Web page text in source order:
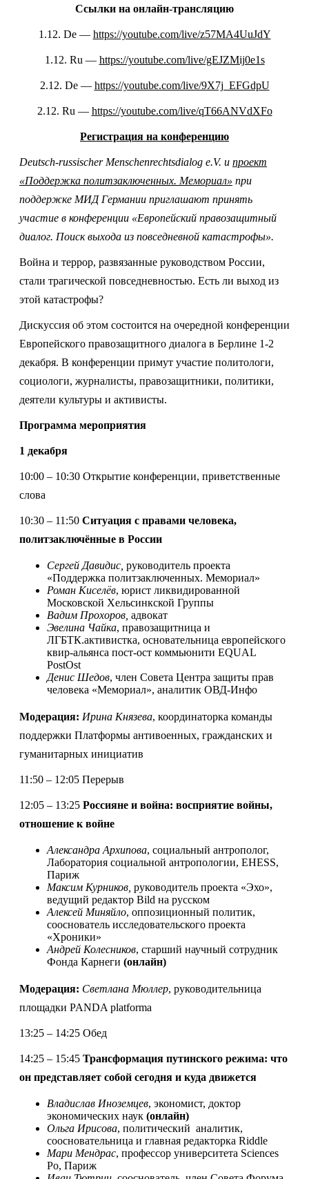
Ссылки на онлайн-трансляцию
1.12. De — https://youtube.com/live/z57MA4UuJdY
1.12. Ru — https://youtube.com/live/gEJZMij0e1s
2.12. De — https://youtube.com/live/9X7j_EFGdpU
2.12. Ru — https://youtube.com/live/qT66ANVdXFo
Регистрация на конференцию
Deutsch-russischer Menschenrechtsdialog e.V. и проект
«Поддержка политзаключенных. Мемориал» при
поддержке МИД Германии приглашают принять
участие в конференции «Европейский правозащитный
диалог. Поиск выхода из повседневной катастрофы».
Война и террор, развязанные руководством России,
стали трагической повседневностью. Есть ли выход из
этой катастрофы?
Дискуссия об этом состоится на очередной конференции
Европейского правозащитного диалога в Берлине 1-2
декабря. В конференции примут участие политологи,
социологи, журналисты, правозащитники, политики,
деятели культуры и активисты.
Программа мероприятия
1 декабря
10:00 – 10:30 Открытие конференции, приветственные
слова
10:30 – 11:50 Ситуация с правами человека,
политзаключённые в России
Сергей Давидис, руководитель проекта
«Поддержка политзаключенных. Мемориал»
Роман Киселёв, юрист ликвидированной
Московской Хельсинкской Группы
Вадим Прохоров, адвокат
Эвелина Чайка, правозащитница и
ЛГБТК.активистка, основательница европейского
квир-альянса пост-ост коммьюнити EQUAL
PostOst
Денис Шедов, член Совета Центра защиты прав
человека «Мемориал», аналитик ОВД-Инфо
Модерация: Ирина Князева, координаторка команды
поддержки Платформы антивоенных, гражданских и
гуманитарных инициатив
11:50 – 12:05 Перерыв
12:05 – 13:25 Россияне и война: восприятие войны,
отношение к войне
Александра Архипова, социальный антрополог,
Лаборатория социальной антропологии, EHESS,
Париж
Максим Курников, руководитель проекта «Эхо»,
ведущий редактор Bild на русском
Алексей Миняйло, оппозиционный политик,
сооснователь исследовательского проекта
«Хроники»
Андрей Колесников, старший научный сотрудник
Фонда Карнеги (онлайн)
Модерация: Светлана Мюллер, руководительница
площадки PANDA platforma
13:25 – 14:25 Обед
14:25 – 15:45 Трансформация путинского режима: что
он представляет собой сегодня и куда движется
Владислав Иноземцев, экономист, доктор
экономических наук (онлайн)
Ольга Ирисова, политический аналитик,
соосновательница и главная редакторка Riddle
Мари Мендрас, профессор университета Sciences
Po, Париж